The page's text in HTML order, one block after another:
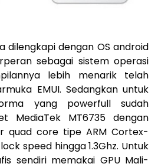
dilengkapi dengan OS android
sebagai sistem operasi
lebih menarik telah
EMUI. Sedangkan untuk
yang powerfull sudah
MediaTek MT6735 dengan
quad core tipe ARM Cortex-
speed hingga 1.3Ghz. Untuk
sendiri memakai GPU Mali-